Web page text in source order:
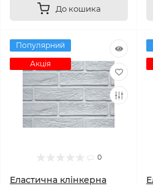
До кошика
Популярний
Акція
0
Еластична клінкерна